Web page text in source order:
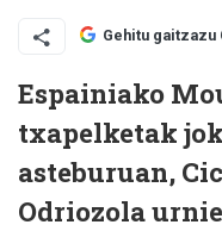
Gehitu gaitzazu
Espainiako
txapelketak
asteburuan,
Odriozola